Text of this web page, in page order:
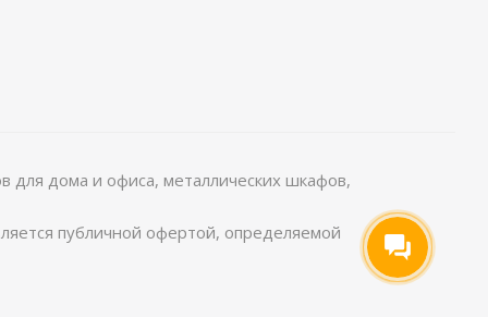
для дома и офиса, металлических шкафов,
публичной офертой, определяемой